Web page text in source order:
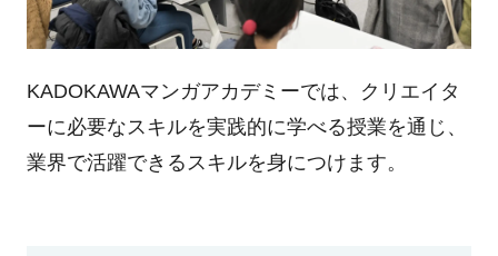
KADOKAWAマンガアカデミーでは、クリエイタ
ーに必要なスキルを実践的に学べる授業を通じ、
業界で活躍できるスキルを身につけます。